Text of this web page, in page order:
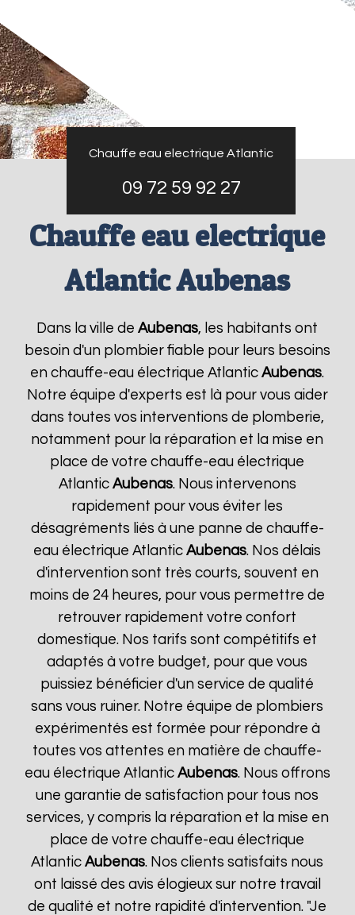
Chauffe eau electrique Atlantic
09 72 59 92 27
Chauffe eau electrique
Atlantic Aubenas
Dans la ville deAubenas, les habitants ont
besoin d'un plombier fiable pour leurs besoins
en chauffe-eau électrique AtlanticAubenas.
Notre équipe d'experts est là pour vous aider
dans toutes vos interventions de plomberie,
notamment pour la réparation et la mise en
place de votre chauffe-eau électrique
Atlantic Aubenas. Nous intervenons
rapidement pour vous éviter les
désagréments liés à une panne de chauffe-
eau électrique AtlanticAubenas. Nos délais
d'intervention sont très courts, souvent en
moins de 24 heures, pour vous permettre de
retrouver rapidement votre confort
domestique. Nos tarifs sont compétitifs et
adaptés à votre budget, pour que vous
puissiez bénéficier d'un service de qualité
sans vous ruiner. Notre équipe de plombiers
expérimentés est formée pour répondre à
toutes vos attentes en matière de chauffe-
eau électrique Atlantic Aubenas. Nous offrons
une garantie de satisfaction pour tous nos
services, y compris la réparation et la mise en
place de votre chauffe-eau électrique
AtlanticAubenas. Nos clients satisfaits nous
ont laissé des avis élogieux sur notre travail
de qualité et notre rapidité d'intervention. "Je